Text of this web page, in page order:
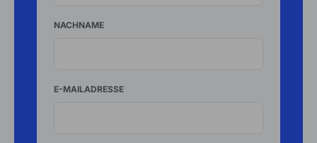
NACHNAME
E-MAILADRESSE